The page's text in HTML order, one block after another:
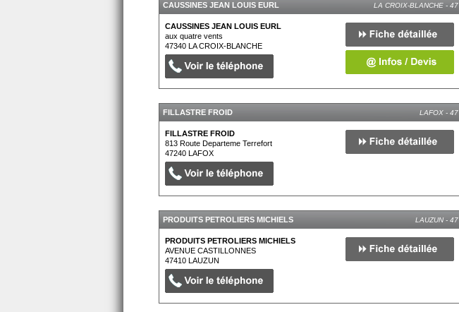
CAUSSINES JEAN LOUIS EURL LA CROIX-BLANCHE - 47
CAUSSINES JEAN LOUIS EURL
aux quatre vents
47340LA CROIX-BLANCHE
FILLASTRE FROID LAFOX - 47
FILLASTRE FROID
813 Route Departeme Terrefort
47240LAFOX
PRODUITS PETROLIERS MICHIELS LAUZUN - 47
PRODUITS PETROLIERS MICHIELS
AVENUE CASTILLONNES
47410LAUZUN